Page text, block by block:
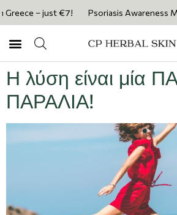
– just €7! Psoriasis Awareness
Η λύση είναι μία
ΠΑΡΑΛΙΑ!